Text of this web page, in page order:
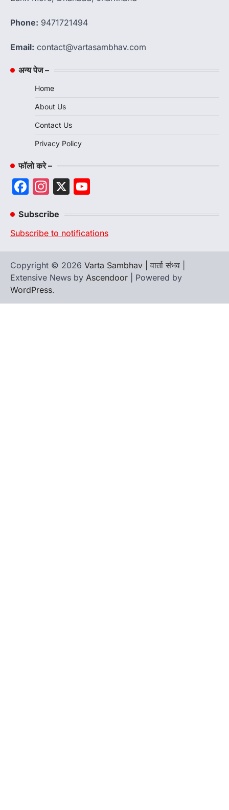
Phone: 9471721494
Email: contact@vartasambhav.com
अन्य पेज –
Home
About Us
Contact Us
Privacy Policy
फॉलो करे –
Facebook
Instagram
X
Subscribe
Subscribe to notifications
Copyright © 2026 Varta Sambhav | वार्ता संभव
Extensive News by Ascendoor | Powered by
WordPress.